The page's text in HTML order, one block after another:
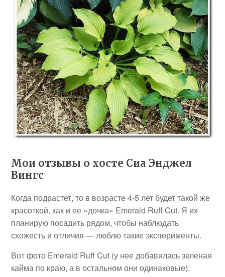
Мои отзывы о хосте Сиа Энджел
Вингс
Когда подрастет, то в возрасте 4-5 лет будет такой же
красоткой, как и ее «дочка» Emerald Ruff Cut. Я их
планирую посадить рядом, чтобы наблюдать
схожесть и отличия — люблю такие эксперименты.
Вот фото Emerald Ruff Cut (у нее добавилась зеленая
кайма по краю, а в остальном они одинаковые):